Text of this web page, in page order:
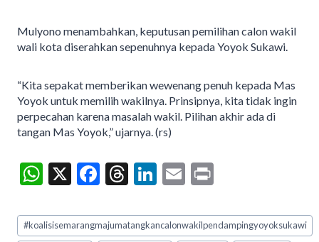
Mulyono menambahkan, keputusan pemilihan calon wakil
wali kota diserahkan sepenuhnya kepada Yoyok Sukawi.
“Kita sepakat memberikan wewenang penuh kepada Mas
Yoyok untuk memilih wakilnya. Prinsipnya, kita tidak ingin
perpecahan karena masalah wakil. Pilihan akhir ada di
tangan Mas Yoyok,” ujarnya. (rs)
W
at
X
F
e
T
ea
Li
ke
E
ai t
Post
Tags:
#koalisisemarangmajumatangkancalonwakilpendampingyoyoksukawi